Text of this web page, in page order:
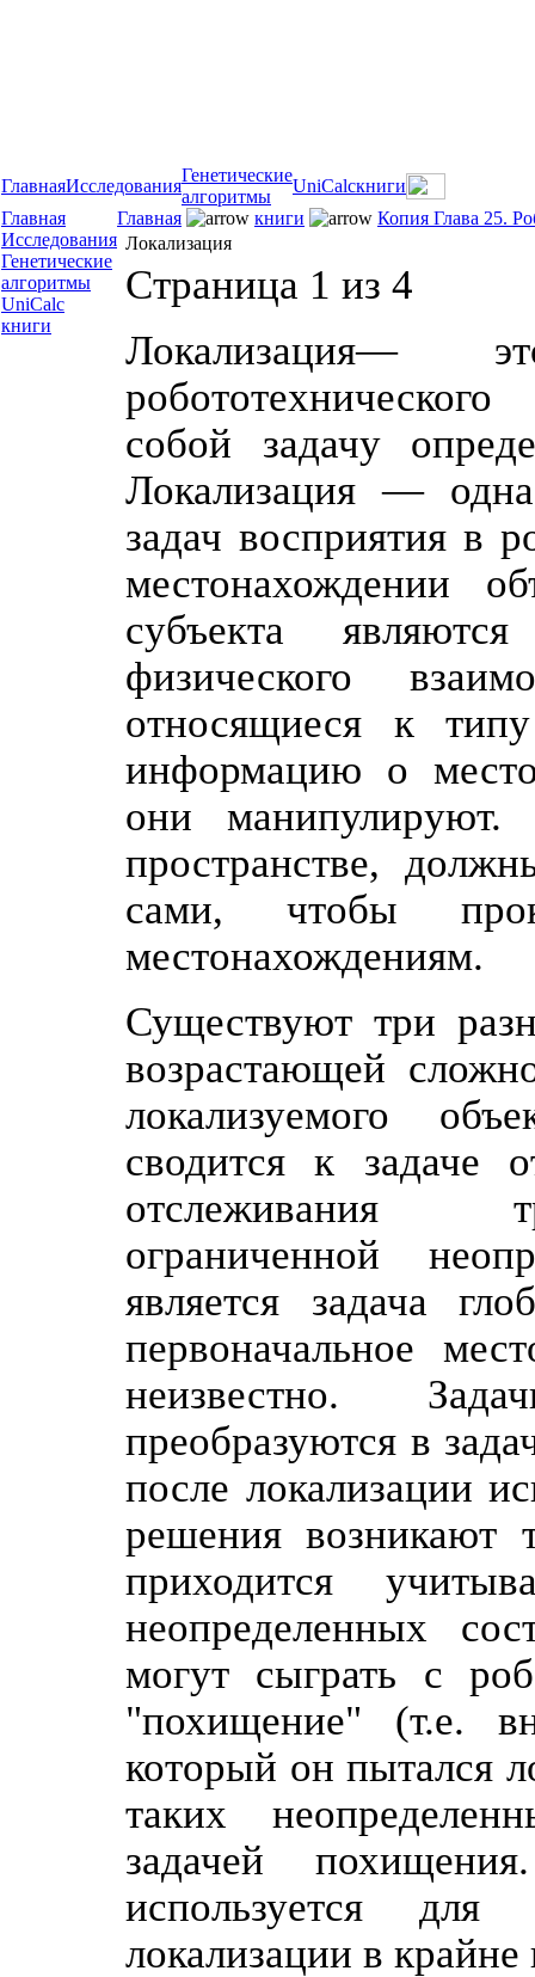
ГлавнаяИсследования
Генетические
алгоритмы
UniCalcкниги
Главная
Исследования
Генетические
алгоритмы
UniCalc
книги
Главная книги
Копия Глава 25.
Локализация
Страница 1 из 4
Локализация—
собой задачу
Локализация —
задач восприятия в
местонахождении
субъекта
физического
относящиеся к
информацию о
они
пространстве,
сами, чтобы
местонахождениям.
Существуют три
возрастающей
локализуемого
сводится к задаче
отслеживания
ограниченной
является задача
первоначальное
неизвестно.
преобразуются в
после локализации
решения возникают
приходится
неопределенных
могут сыграть с
"похищение" (т.е.
который он пытался
таких
задачей
используется для
локализации в